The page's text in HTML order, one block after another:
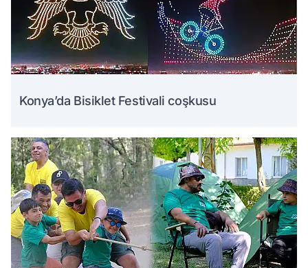
Konya’da Bisiklet Festivali coşkusu